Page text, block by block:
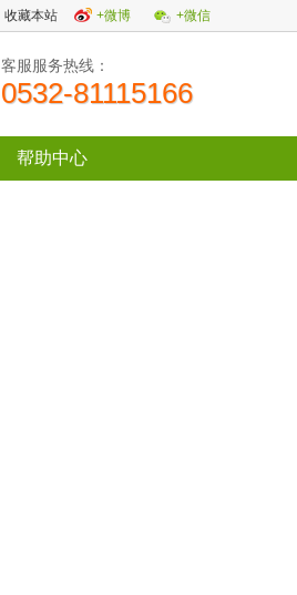
收藏本站 +微博 +微信
客服服务热线：
0532-81115166
帮助中心